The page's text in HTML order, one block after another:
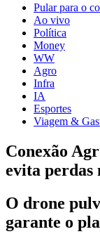
Pular para o
Ao vivo
Política
Money
WW
Agro
Infra
IA
Esportes
Viagem &
Conexão
evita perdas
O drone
garante o